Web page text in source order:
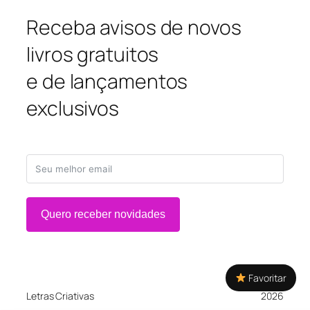
Receba avisos de novos
livros gratuitos
e de lançamentos
exclusivos
Quero receber novidades
Letras Criativas 2026
Favoritar